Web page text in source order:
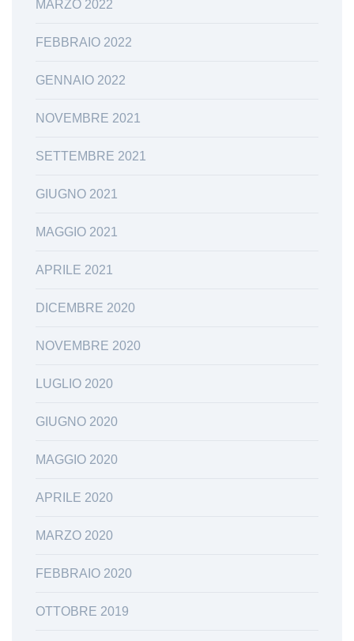
MARZO 2022
FEBBRAIO 2022
GENNAIO 2022
NOVEMBRE 2021
SETTEMBRE 2021
GIUGNO 2021
MAGGIO 2021
APRILE 2021
DICEMBRE 2020
NOVEMBRE 2020
LUGLIO 2020
GIUGNO 2020
MAGGIO 2020
APRILE 2020
MARZO 2020
FEBBRAIO 2020
OTTOBRE 2019